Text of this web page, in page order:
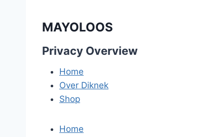
MAYOLOOS
Privacy Overview
Home
Over Diknek
Shop
Home